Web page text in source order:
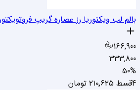
بالم لب ویکتوریا رز عصاره گریپ فروت
166,900
333,800
50%
4قسط
۲۱۰٬۶۲۵ تومان